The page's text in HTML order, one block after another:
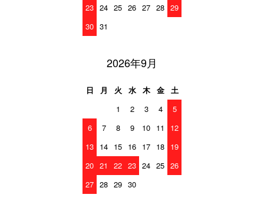
23 24 25 26 27 28 29
30 31
2026年9月
日 月 火 水 木 金
土
1
2 3 4
5
6
7 8 9 10 11
12
13 14 15 16 17 18 19
20 21 22 23 24 25 26
27 28 29 30